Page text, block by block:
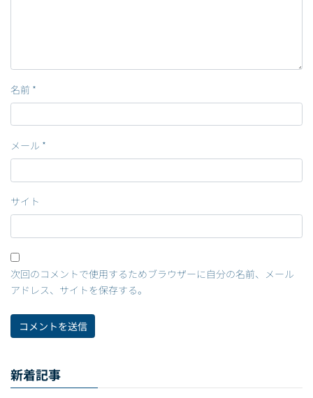
名前 *
メール *
サイト
次回のコメントで使用するためブラウザーに自分の名前、メール
アドレス、サイトを保存する。
新着記事